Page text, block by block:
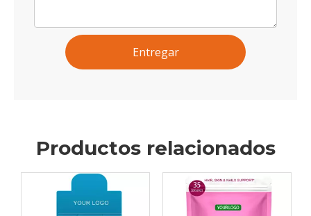
Entregar
Productos relacionados